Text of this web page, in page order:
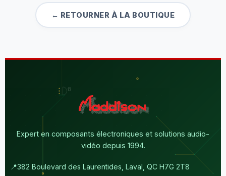
← RETOURNER À LA BOUTIQUE
Expert en composants électroniques et solutions audio-
vidéo depuis 1994.
📍382 Boulevard des Laurentides, Laval, QC H7G 2T8